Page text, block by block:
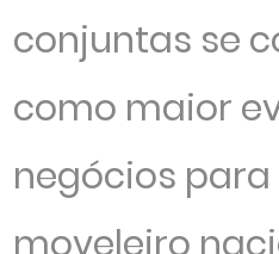
conjuntas se
como maior
negócios